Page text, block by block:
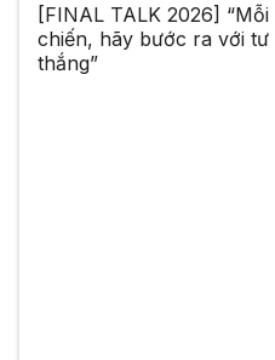
[FINAL TALK 2026]
chiến, hãy bước ra với tư
thắng”